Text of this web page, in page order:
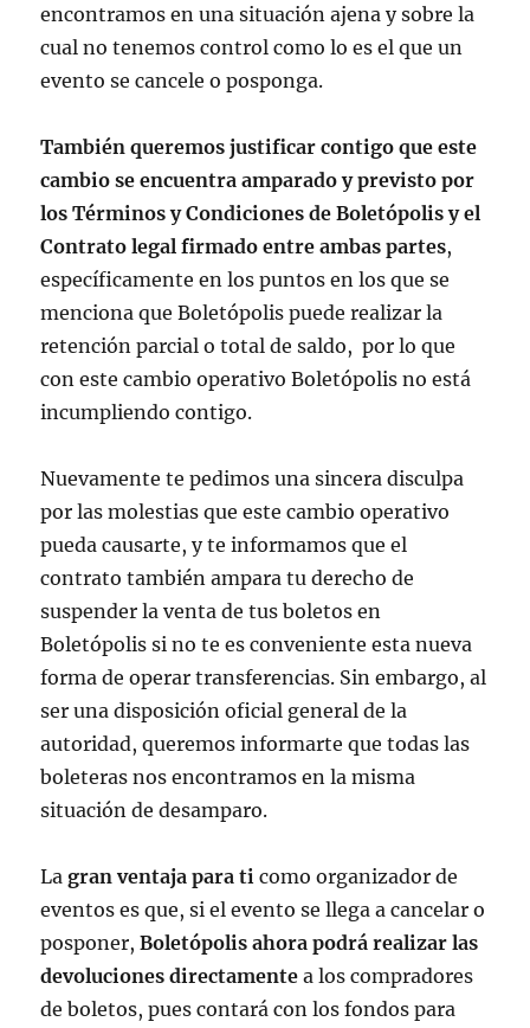
encontramos en una situación ajena y sobre la
cual no tenemos control como lo es el que un
evento se cancele o posponga.
También queremos justificar contigo que este
cambio se encuentra amparado y previsto por
los Términos y Condiciones de Boletópolis y el
Contrato legal firmado entre ambas partes,
específicamente en los puntos en los que se
menciona que Boletópolis puede realizar la
retención parcial o total de saldo, por lo que
con este cambio operativo Boletópolis no está
incumpliendo contigo.
Nuevamente te pedimos una sincera disculpa
por las molestias que este cambio operativo
pueda causarte, y te informamos que el
contrato también ampara tu derecho de
suspender la venta de tus boletos en
Boletópolis si no te es conveniente esta nueva
forma de operar transferencias. Sin embargo, al
ser una disposición oficial general de la
autoridad, queremos informarte que todas las
boleteras nos encontramos en la misma
situación de desamparo.
Lagran ventaja para ti como organizador de
eventos es que, si el evento se llega a cancelar o
posponer,Boletópolis ahora podrá realizar las
devoluciones directamente a los compradores
de boletos, pues contará con los fondos para